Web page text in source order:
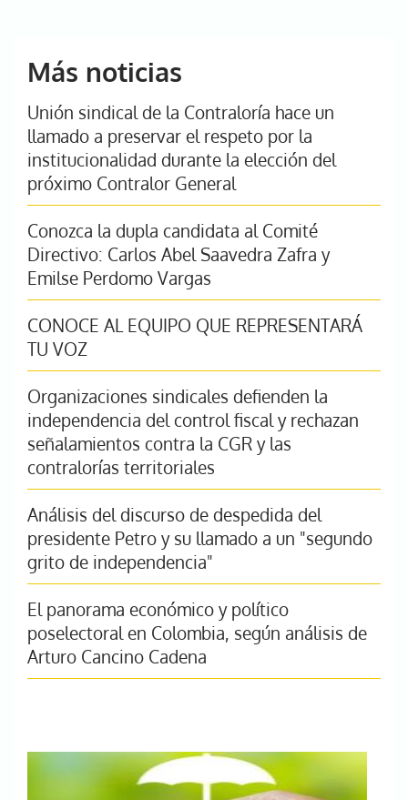
Más noticias
Unión sindical de la Contraloría hace un
llamado a preservar el respeto por la
institucionalidad durante la elección del
próximo Contralor General
Conozca la dupla candidata al Comité
Directivo: Carlos Abel Saavedra Zafra y
Emilse Perdomo Vargas
CONOCE AL EQUIPO QUE REPRESENTARÁ
TU VOZ
Organizaciones sindicales defienden la
independencia del control fiscal y rechazan
señalamientos contra la CGR y las
contralorías territoriales
Análisis del discurso de despedida del
presidente Petro y su llamado a un "segundo
grito de independencia"
El panorama económico y político
poselectoral en Colombia, según análisis de
Arturo Cancino Cadena